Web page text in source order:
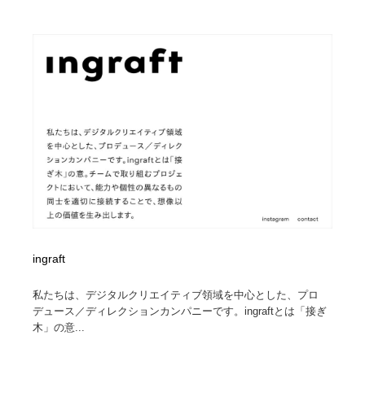
ingraft
私たちは、デジタルクリエイティブ領域を中心とした、プロ
デュース／ディレクションカンパニーです。ingraftとは「接ぎ
木」の意...